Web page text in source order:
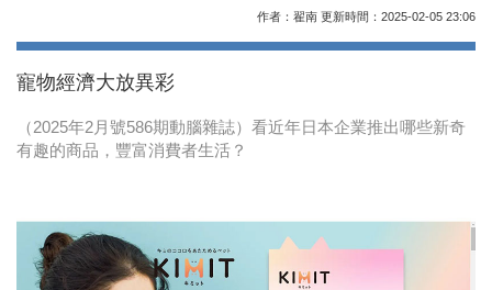
作者：翟南 更新時間：2025-02-05 23:06
寵物經濟大放異彩
（2025年2月號586期動腦雜誌）看近年日本企業推出哪些新奇
有趣的商品，豐富消費者生活？
2022行銷傳播傑出貢獻獎得獎名單揭曉，近400位行
感美照
域動行銷公布人事異動